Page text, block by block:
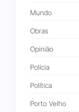
Mundo
Obras
Opinião
Polícia
Política
Porto Velho